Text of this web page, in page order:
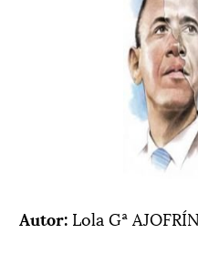
Autor: Lola Gª AJOFRÍN